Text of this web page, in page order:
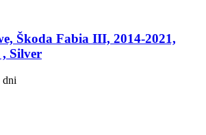
Škoda Fabia III, 2014-2021,
Silver
dni